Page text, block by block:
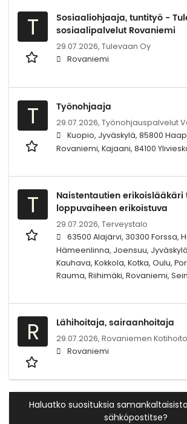
T
Sosiaaliohjaaja, tuntityö -
sosiaalipalvelut Rovaniemi
29.07.2026, Tulevaan Oy
Rovaniemi
T Työnohjaaja
29.07.2026, Työnohjauspalvelut
Kuopio, Jyväskylä, 85800
Rovaniemi, Kajaani, 84100
T
Naistentautien erikoislääkäri
loppuvaiheen erikoistuva
29.07.2026, Terveystalo
63500 Alajärvi, 30300 Forssa,
Hämeenlinna, Joensuu,
Kauhava, Kokkola, Kotka, Oulu,
Rauma, Riihimäki, Rovaniemi,
R Lähihoitaja, sairaanhoitaja
29.07.2026, Rovaniemen
Rovaniemi
Haluatko suosituksia
sähköpostitse?